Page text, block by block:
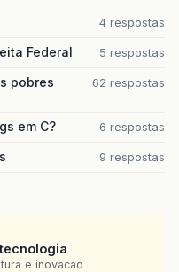
4 respostas
Federal 5 respostas
pobres
62 respostas
em C? 6 respostas
9 respostas
e inovacao